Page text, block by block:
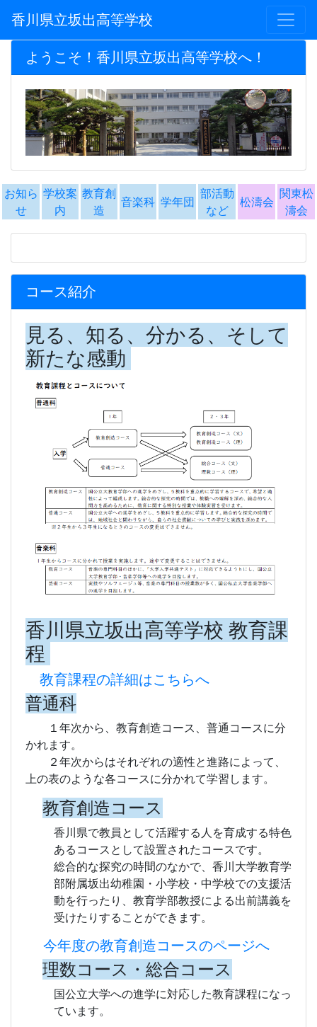
香川県立坂出高等学校
ようこそ！香川県立坂出高等学校へ！
お知ら
せ
学校案
内
教育創
造
音楽科 学年団
部活動
など
松濤会
関東松
濤会
コース紹介
見る、知る、分かる、そして
新たな感動
香川県立坂出高等学校 教育課
程
教育課程の詳細はこちらへ
普通科
１年次から、教育創造コース、普通コースに分
かれます。
２年次からはそれぞれの適性と進路によって、
上の表のような各コースに分かれて学習します。
教育創造コース
香川県で教員として活躍する人を育成する特色
あるコースとして設置されたコースです。
総合的な探究の時間のなかで、香川大学教育学
部附属坂出幼稚園・小学校・中学校での支援活
動を行ったり、教育学部教授による出前講義を
受けたりすることができます。
今年度の教育創造コースのページへ
理数コース・総合コース
国公立大学への進学に対応した教育課程になっ
ています。